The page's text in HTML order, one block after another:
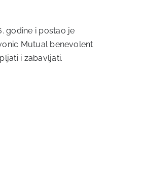
godine i postao je
Mutual benevolent
i zabavljati.